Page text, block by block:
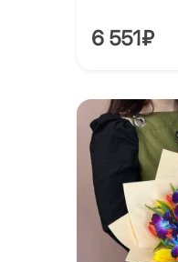
6 551₽